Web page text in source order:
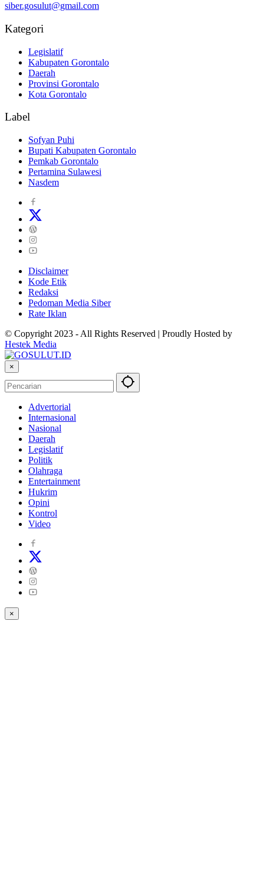
siber.gosulut@gmail.com
Kategori
Legislatif
Kabupaten Gorontalo
Daerah
Provinsi Gorontalo
Kota Gorontalo
Label
Sofyan Puhi
Bupati Kabupaten Gorontalo
Pemkab Gorontalo
Pertamina Sulawesi
Nasdem
Disclaimer
Kode Etik
Redaksi
Pedoman Media Siber
Rate Iklan
© Copyright 2023 - All Rights Reserved | Proudly Hosted by
Hestek Media
×
Advertorial
Internasional
Nasional
Daerah
Legislatif
Politik
Olahraga
Entertainment
Hukrim
Opini
Kontrol
Video
×